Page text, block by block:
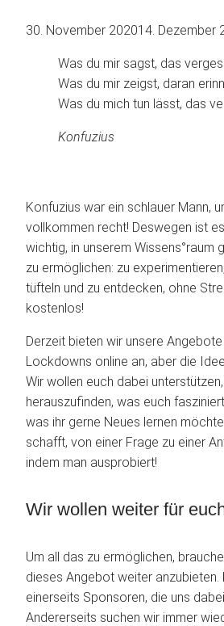
30. November 202014. Dezember
Was du mir sagst, das
Was du mir zeigst, daran
Was du mich tun lässt, das
Konfuzius
Konfuzius war ein schlauer Mann,
vollkommen recht! Deswegen ist
wichtig, in unserem Wissens°raum
zu ermöglichen: zu
tüfteln und zu entdecken, ohne
kostenlos!
Derzeit bieten wir unsere
Lockdowns online an, aber die
Wir wollen euch dabei
herauszufinden, was euch
was ihr gerne Neues lernen
schafft, von einer Frage zu einer
indem man ausprobiert!
Wir wollen weiter für
Um all das zu ermöglichen,
dieses Angebot weiter anzubieten.
einerseits Sponsoren, die uns
Andererseits suchen wir immer